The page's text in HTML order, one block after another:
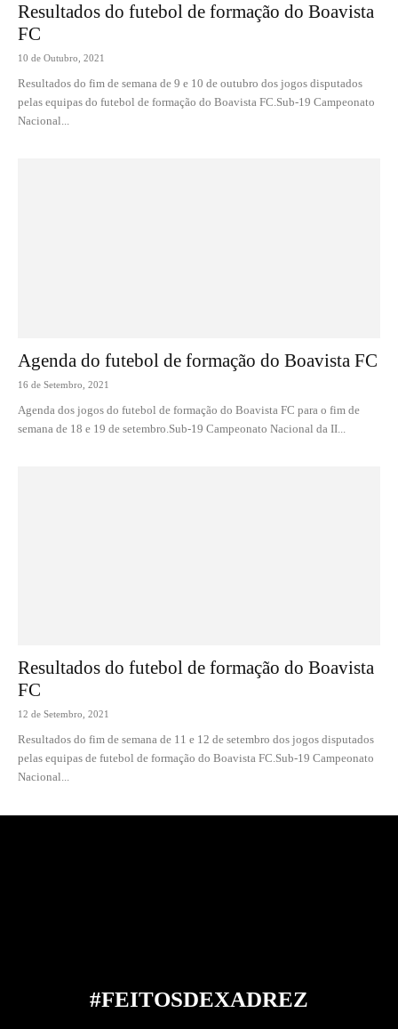
Resultados do futebol de formação do Boavista
FC
10 de Outubro, 2021
Resultados do fim de semana de 9 e 10 de outubro dos jogos disputados
pelas equipas do futebol de formação do Boavista FC.Sub-19 Campeonato
Nacional...
Agenda do futebol de formação do Boavista FC
16 de Setembro, 2021
Agenda dos jogos do futebol de formação do Boavista FC para o fim de
semana de 18 e 19 de setembro.Sub-19 Campeonato Nacional da II...
Resultados do futebol de formação do Boavista
FC
12 de Setembro, 2021
Resultados do fim de semana de 11 e 12 de setembro dos jogos disputados
pelas equipas de futebol de formação do Boavista FC.Sub-19 Campeonato
Nacional...
#FEITOSDEXADREZ